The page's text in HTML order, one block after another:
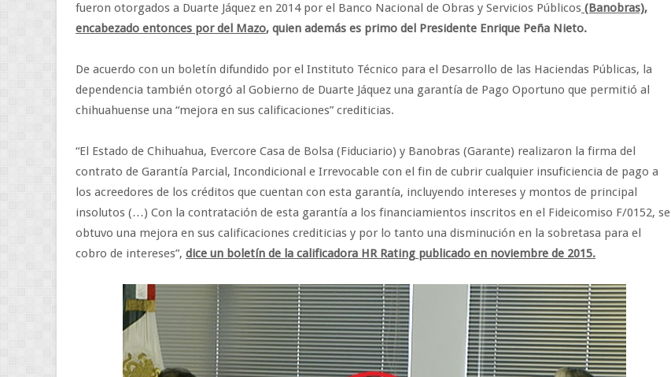
fueron otorgados a Duarte Jáquez en 2014 por el Banco Nacional de Obras y Servicios Públicos (Banobras),
encabezado entonces por del Mazo, quien además es primo del Presidente Enrique Peña Nieto.
De acuerdo con un boletín difundido por el Instituto Técnico para el Desarrollo de las Haciendas Públicas, la
dependencia también otorgó al Gobierno de Duarte Jáquez una garantía de Pago Oportuno que permitió al
chihuahuense una “mejora en sus calificaciones” crediticias.
“El Estado de Chihuahua, Evercore Casa de Bolsa (Fiduciario) y Banobras (Garante) realizaron la firma del
contrato de Garantía Parcial, Incondicional e Irrevocable con el fin de cubrir cualquier insuficiencia de pago a
los acreedores de los créditos que cuentan con esta garantía, incluyendo intereses y montos de principal
insolutos (…) Con la contratación de esta garantía a los financiamientos inscritos en el Fideicomiso F/0152, se
obtuvo una mejora en sus calificaciones crediticias y por lo tanto una disminución en la sobretasa para el
cobro de intereses”, dice un boletín de la calificadora HR Rating publicado en noviembre de 2015.